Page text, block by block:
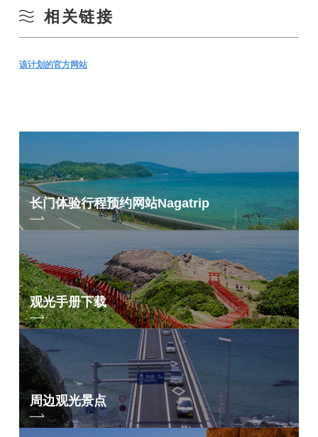
相关链接
该计划的官方网站
长门体验行程预约网站Nagatrip
观光手册下载
周边观光景点